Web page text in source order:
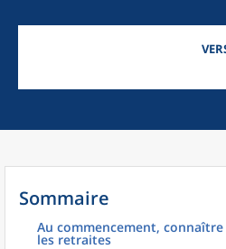
Sommaire
Au commencement,
les retraites